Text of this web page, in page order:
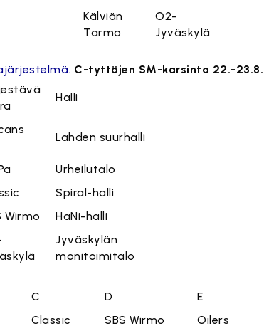
Kälviän
Tarmo
O2-
Jyväskylä
C-tyttöjen SM-karsinta 22.-
Halli
Lahden suurhalli
Urheilutalo
Spiral-halli
Wirmo HaNi-halli
Jyväskylän
monitoimitalo
C D
E
Classic SBS Wirmo Oilers